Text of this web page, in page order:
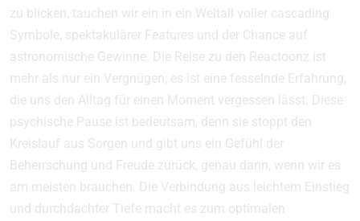
zu blicken, tauchen wir ein in ein Weltall voller cascading
Symbole, spektakulärer Features und der Chance auf
astronomische Gewinne. Die Reise zu den Reactoonz ist
mehr als nur ein Vergnügen; es ist eine fesselnde Erfahrung,
die uns den Alltag für einen Moment vergessen lässt. Diese
psychische Pause ist bedeutsam, denn sie stoppt den
Kreislauf aus Sorgen und gibt uns ein Gefühl der
Beherrschung und Freude zurück, genau dann, wenn wir es
am meisten brauchen. Die Verbindung aus leichtem Einstieg
und durchdachter Tiefe macht es zum optimalen